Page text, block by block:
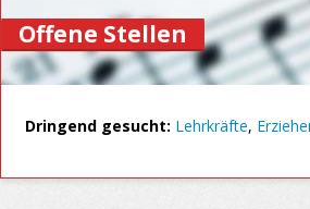
Offene Stellen
Dringend gesucht: Lehrkräfte,